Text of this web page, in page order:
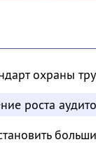
охраны
роста